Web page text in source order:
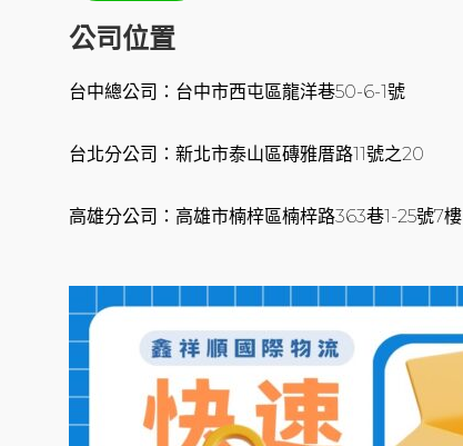
公司位置
台中總公司：台中市西屯區龍洋巷50-6-1號
台北分公司：新北市泰山區磚雅厝路11號之20
高雄分公司：高雄市楠梓區楠梓路363巷1-25號7樓